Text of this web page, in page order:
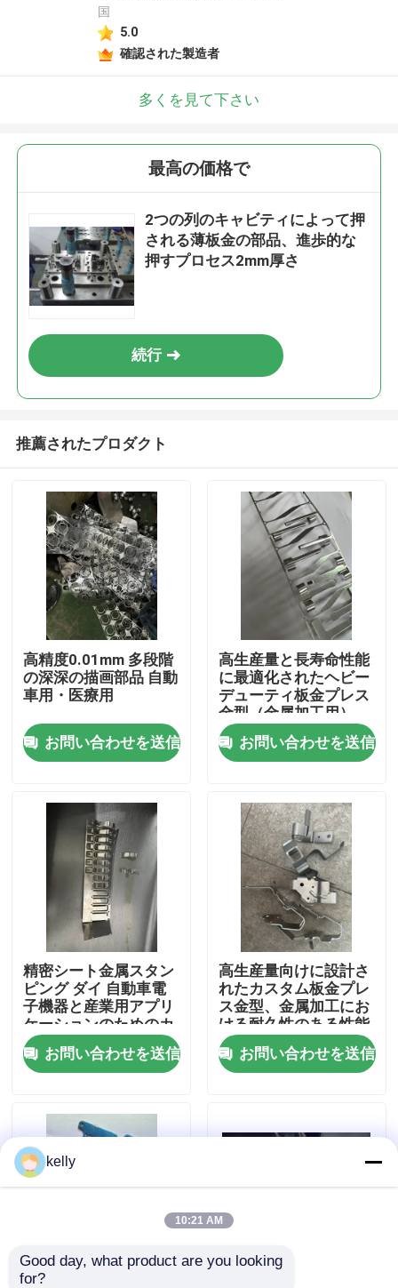
プロダクト
VRショー
私達について
工場旅行
品質管理
私達に連絡しなさい
場合
国
5.0
確認された製造者
多くを見て下さい
最高の価格で
2つの列のキャビティによって押
される薄板金の部品、進歩的な
押すプロセス2mm厚さ
続行
推薦されたプロダクト
高精度0.01mm 多段階
の深深の描画部品 自動
車用・医療用
お問い合わせを送信
高生産量と長寿命性能
に最適化されたヘビー
デューティ板金プレス
金型（金属加工用）
お問い合わせを送信
精密シート金属スタン
ピング ダイ 自動車電
子機器と産業用アプリ
ケーションのためのカ
スタム設計耐久性ツー
ルソリューション
お問い合わせを送信
高生産量向けに設計さ
れたカスタム板金プレ
ス金型、金属加工にお
ける耐久性のある性能
を提供
お問い合わせを送信
産業製造用途向けの精
kelly
10:21 AM
Good day, what product are you looking
for?